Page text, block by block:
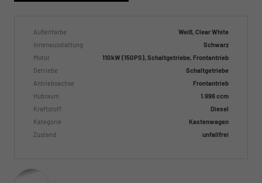
Außenfarbe
Weiß, Clear White
Innenausstattung
Schwarz
Motor
110 kW (150 PS), Schaltgetriebe, Frontantrieb
Getriebe
Schaltgetriebe
Antriebsachse
Frontantrieb
Hubraum
1.996 ccm
Kraftstoff
Diesel
Kategorie
Kastenwagen
Zustand
unfallfrei